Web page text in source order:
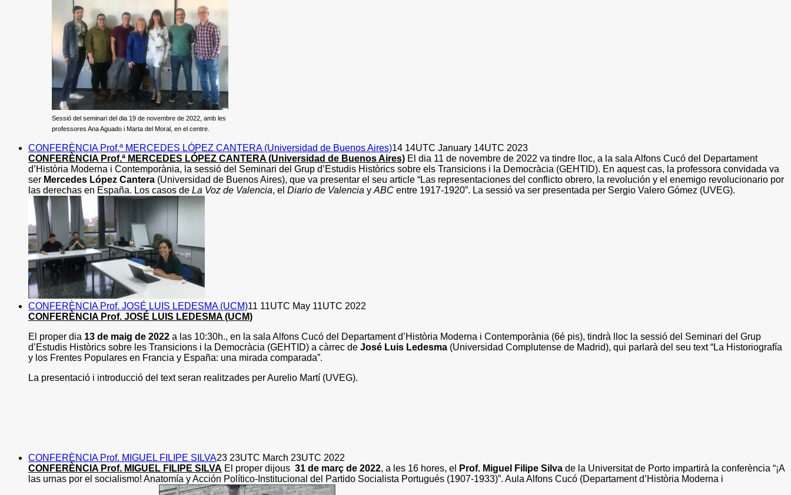
Sessió del seminari del dia 19 de novembre de 2022, amb les
professores Ana Aguado i Marta del Moral, en el centre.
CONFERÈNCIA Prof.ª MERCEDES LÓPEZ CANTERA (Universidad de Buenos Aires)14 14UTC January 14UTC 2023
CONFERÈNCIA Prof.ª MERCEDES LÓPEZ CANTERA (Universidad de Buenos Aires) El dia 11 de novembre de 2022 va tindre lloc, a la sala Alfons Cucó del Departament
d’Història Moderna i Contemporània, la sessió del Seminari del Grup d’Estudis Històrics sobre els Transicions i la Democràcia (GEHTID). En aquest cas, la professora convidada va
ser Mercedes López Cantera (Universidad de Buenos Aires), que va presentar el seu article “Las representaciones del conflicto obrero, la revolución y el enemigo revolucionario por
las derechas en España. Los casos de La Voz de Valencia, el Diario de Valencia y ABC entre 1917-1920”. La sessió va ser presentada per Sergio Valero Gómez (UVEG).
CONFERÈNCIA Prof. JOSÉ LUIS LEDESMA (UCM)11 11UTC May 11UTC 2022
CONFERÈNCIA Prof. JOSÉ LUIS LEDESMA (UCM)
El proper dia 13 de maig de 2022 a las 10:30h., en la sala Alfons Cucó del Departament d’Història Moderna i Contemporània (6é pis), tindrà lloc la sessió del Seminari del Grup
d’Estudis Històrics sobre les Transicions i la Democràcia (GEHTID) a càrrec de José Luis Ledesma (Universidad Complutense de Madrid), qui parlarà del seu text “La Historiografía
y los Frentes Populares en Francia y España: una mirada comparada”.
La presentació i introducció del text seran realitzades per Aurelio Martí (UVEG).
CONFERÈNCIA Prof. MIGUEL FILIPE SILVA23 23UTC March 23UTC 2022
CONFERÈNCIA Prof. MIGUEL FILIPE SILVA El proper dijous 31 de març de 2022, a les 16 hores, el Prof. Miguel Filipe Silva de la Universitat de Porto impartirà la conferència “¡A
las urnas por el socialismo! Anatomía y Acción Político-Institucional del Partido Socialista Portugués (1907-1933)”. Aula Alfons Cucó (Departament d’Història Moderna i